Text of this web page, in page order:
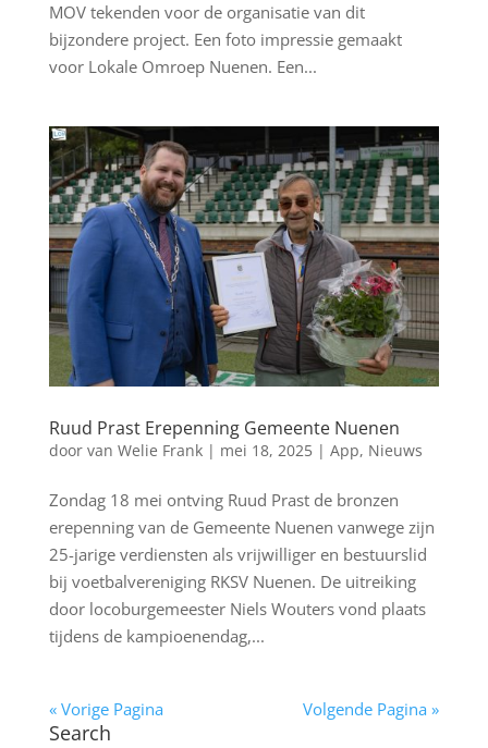
MOV tekenden voor de organisatie van dit
bijzondere project. Een foto impressie gemaakt
voor Lokale Omroep Nuenen. Een...
Ruud Prast Erepenning Gemeente Nuenen
door van Welie Frank| mei 18, 2025| App, Nieuws
Zondag 18 mei ontving Ruud Prast de bronzen
erepenning van de Gemeente Nuenen vanwege zijn
25-jarige verdiensten als vrijwilliger en bestuurslid
bij voetbalvereniging RKSV Nuenen. De uitreiking
door locoburgemeester Niels Wouters vond plaats
tijdens de kampioenendag,...
« Vorige Pagina Volgende Pagina »
Search